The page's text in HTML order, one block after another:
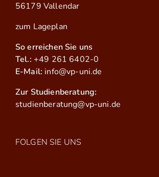
56179 Vallendar
zum Lageplan
So erreichen Sie uns
Tel.: +49 261 6402-0
E-Mail: info@vp-uni.de
Zur Studienberatung:
studienberatung@vp-uni.de
FOLGEN SIE UNS